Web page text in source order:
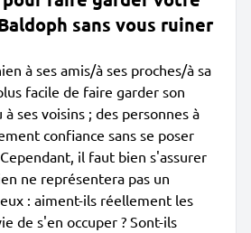
sans vous ruiner
à ses amis/à ses proches/à sa
facile de faire garder son
à ses voisins ; des personnes à
confiance sans se poser
il faut bien s'assurer
ne représentera pas un
: aiment-ils réellement les
de s'en occuper ? Sont-ils